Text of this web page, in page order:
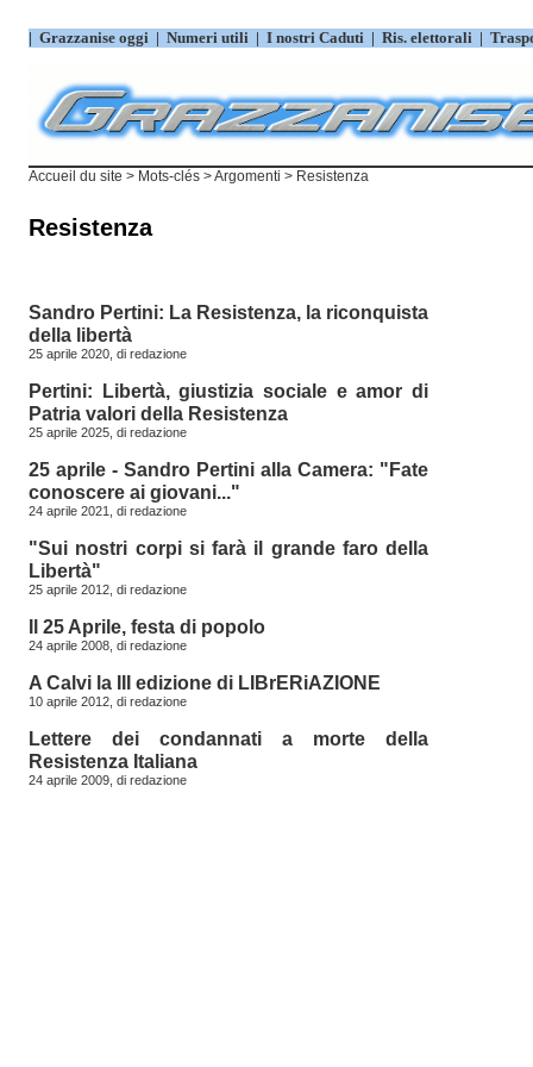
| Grazzanise oggi | Numeri utili | I nostri Caduti | Ris. elettorali |
Accueil du site > Mots-clés > Argomenti > Resistenza
Resistenza
Sandro Pertini: La Resistenza, la riconquista
della libertà
25 aprile 2020, di redazione
Pertini: Libertà, giustizia sociale e amor di
Patria valori della Resistenza
25 aprile 2025, di redazione
25 aprile - Sandro Pertini alla Camera: "Fate
conoscere ai giovani..."
24 aprile 2021, di redazione
"Sui nostri corpi si farà il grande faro della
Libertà"
25 aprile 2012, di redazione
Il 25 Aprile, festa di popolo
24 aprile 2008, di redazione
A Calvi la III edizione di LIBrERiAZIONE
10 aprile 2012, di redazione
Lettere dei condannati a morte della
Resistenza Italiana
24 aprile 2009, di redazione